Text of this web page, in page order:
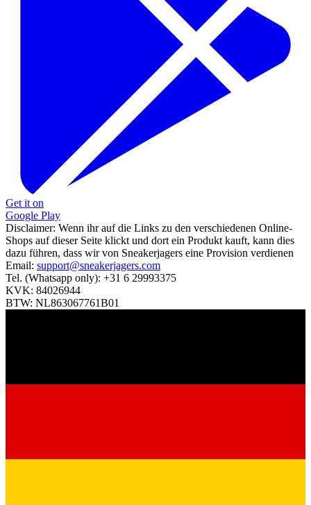
Get it on
Google Play
Disclaimer: Wenn ihr auf die Links zu den verschiedenen Online-
Shops auf dieser Seite klickt und dort ein Produkt kauft, kann dies
dazu führen, dass wir von Sneakerjagers eine Provision verdienen
Email: support@sneakerjagers.com
Tel. (Whatsapp only): +31 6 29993375
KVK: 84026944
BTW: NL863067761B01